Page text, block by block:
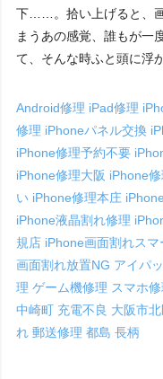
下……。拾い上げると、
まうあの感覚、誰もが一
て、そんな時ふと頭に浮
Android修理 iPad修理
修理 iPhoneパネル交換
iPhone修理予約不要
iPhone修理大阪 iPhone
い iPhone修理本庄
iPhone液晶割れ修理
規店 iPhone画面割れスマ
画面割れ放置NG アイパ
理ゲーム機修理 スマホ
中崎町 充電不良 大阪市
れ郵送修理都島長柄